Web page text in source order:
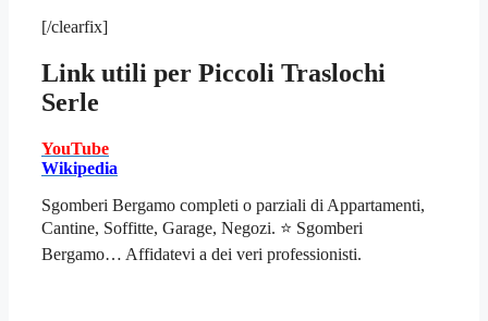
[/clearfix]
Link utili per Piccoli Traslochi
Serle
YouTube
Wikipedia
Sgomberi Bergamo completi o parziali di Appartamenti,
Cantine, Soffitte, Garage, Negozi. ⭐ Sgomberi
Bergamo… Affidatevi a dei veri professionisti.